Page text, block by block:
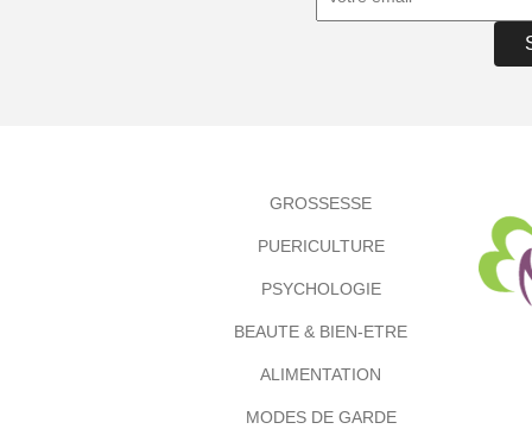
GROSSESSE
PUERICULTURE
PSYCHOLOGIE
BEAUTE & BIEN-ETRE
ALIMENTATION
MODES DE GARDE